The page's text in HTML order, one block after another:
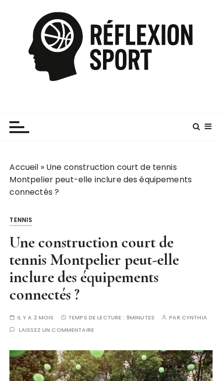
Accueil » Une construction court de tennis
Montpelier peut-elle inclure des équipements
connectés ?
TENNIS
Une construction court de
tennis Montpelier peut-elle
inclure des équipements
connectés ?
IL Y A 2 MOIS TEMPS DE LECTURE : 9MINUTES PAR CYNTHIA
LAISSEZ UN COMMENTAIRE